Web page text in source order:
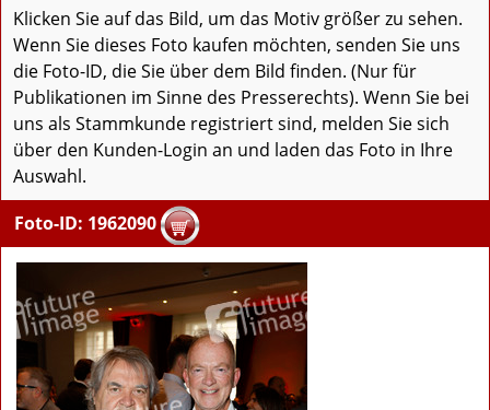
Klicken Sie auf das Bild, um das Motiv größer zu sehen.
Wenn Sie dieses Foto kaufen möchten, senden Sie uns
die Foto-ID, die Sie über dem Bild finden. (Nur für
Publikationen im Sinne des Presserechts). Wenn Sie bei
uns als Stammkunde registriert sind, melden Sie sich
über den Kunden-Login an und laden das Foto in Ihre
Auswahl.
Foto-ID: 1962090